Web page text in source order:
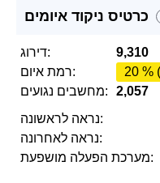
כרטיס ניקוד איומים
דירוג:
9,310
רמת איום:
מחשבים נגועים:
2,057
נראה לראשונה:
נראה לאחרונה:
מערכת הפעלה מושפעת: